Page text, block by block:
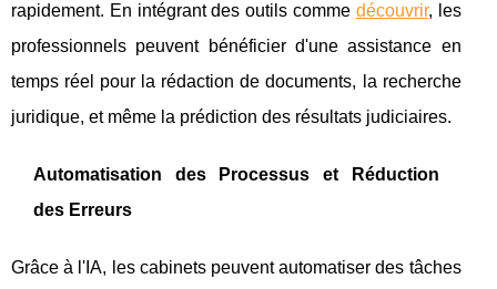
rapidement. En intégrant des outils comme découvrir, les
professionnels peuvent bénéficier d'une assistance en
temps réel pour la rédaction de documents, la recherche
juridique, et même la prédiction des résultats judiciaires.
Automatisation des Processus et Réduction
des Erreurs
Grâce à l'IA, les cabinets peuvent automatiser des tâches